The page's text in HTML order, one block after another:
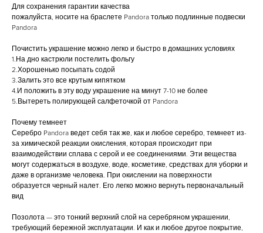
Для сохранения гарантии качества
пожалуйста, носите на браслете Pandora только подлинные подвески
Pandora
Почистить украшение можно легко и быстро в домашних условиях
1.На дно кастрюли постелить фольгу
2.Хорошенько посыпать содой
3.Залить это все крутым кипятком
4.И положить в эту воду украшение на минут 7-10 не более
5.Вытереть полирующей салфеточкой от Pandora
Почему темнеет
Серебро Pandora ведет себя так же, как и любое серебро, темнеет из-
за химической реакции окисления, которая происходит при
взаимодействии сплава с серой и ее соединениями. Эти вещества
могут содержаться в воздухе, воде, косметике, средствах для уборки и
даже в организме человека. При окислении на поверхности
образуется черный налет. Его легко можно вернуть первоначальный
вид
Позолота — это тонкий верхний слой на серебряном украшении,
требующий бережной эксплуатации. И как и любое другое покрытие,